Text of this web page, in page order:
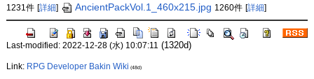
1231件 [詳細] AncientPackVol.1_460x215.jpg 1260件 [詳細]
Last-modified: 2022-12-28 (水) 10:07:11 (1320d)
Link: RPG Developer Bakin Wiki (48d)